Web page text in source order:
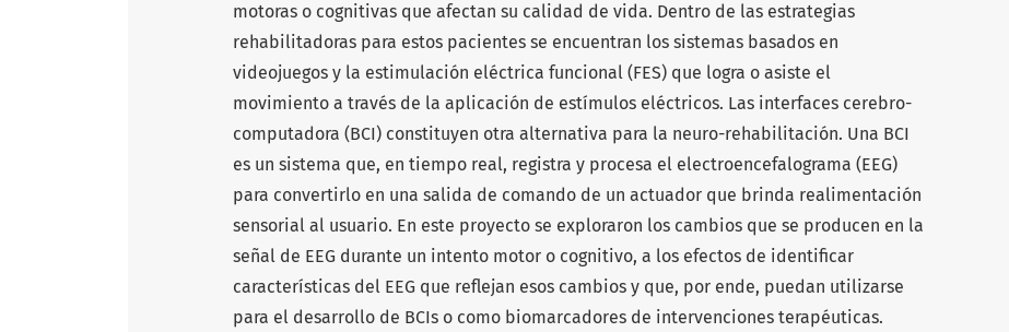
motoras o cognitivas que afectan su calidad de vida. Dentro de las estrategias
rehabilitadoras para estos pacientes se encuentran los sistemas basados en
videojuegos y la estimulación eléctrica funcional (FES) que logra o asiste el
movimiento a través de la aplicación de estímulos eléctricos. Las interfaces cerebro-
computadora (BCI) constituyen otra alternativa para la neuro-rehabilitación. Una BCI
es un sistema que, en tiempo real, registra y procesa el electroencefalograma (EEG)
para convertirlo en una salida de comando de un actuador que brinda realimentación
sensorial al usuario. En este proyecto se exploraron los cambios que se producen en la
señal de EEG durante un intento motor o cognitivo, a los efectos de identificar
características del EEG que reflejan esos cambios y que, por ende, puedan utilizarse
para el desarrollo de BCIs o como biomarcadores de intervenciones terapéuticas.